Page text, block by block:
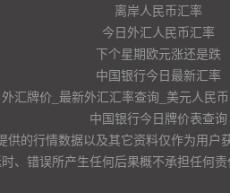
离岸人民币汇率
今日外汇人民币汇率
下个星期欧元涨还是跌
中国银行今日最新汇率
汇牌价_最新外汇汇率查询_美元人民
中国银行今日牌价表查询
的行情数据以及其它资料仅作为用户
、错误所产生任何后果概不承担任何责